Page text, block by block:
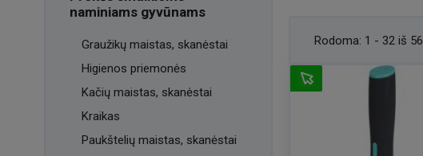
naminiams gyvūnams
Graužikų maistas, skanėstai
Higienos priemonės
Kačių maistas, skanėstai
Kraikas
Paukštelių maistas, skanėstai
Rodoma: 1 - 32 iš 56